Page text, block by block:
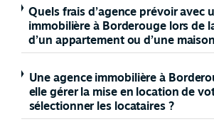
Quels frais d’agence prévoir avec
immobilière à Borderouge lors de
d’un appartement ou d’une
Une agence immobilière à
elle gérer la mise en location de
sélectionner les locataires ?